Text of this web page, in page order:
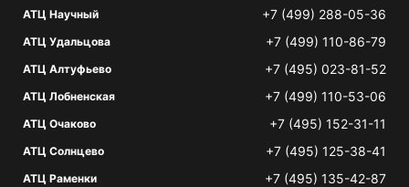
АТЦ Научный +7 (499) 288-05-36
АТЦ Удальцова +7 (499) 110-86-79
АТЦ Алтуфьево +7 (495) 023-81-52
АТЦ Лобненская +7 (499) 110-53-06
АТЦ Очаково +7 (495) 152-31-11
АТЦ Солнцево +7 (495) 125-38-41
АТЦ Раменки +7 (495) 135-42-87